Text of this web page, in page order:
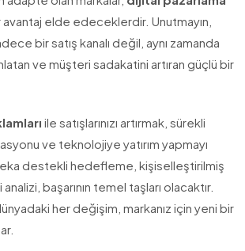
avantaj elde edeceklerdir. Unutmayın,
bir satış kanalı değil, aynı zamanda
ve müşteri sadakatini artıran güçlü bir
ile satışlarınızı artırmak, sürekli
ve teknolojiye yatırım yapmayı
destekli hedefleme, kişiselleştirilmiş
başarının temel taşları olacaktır.
her değişim, markanız için yeni bir